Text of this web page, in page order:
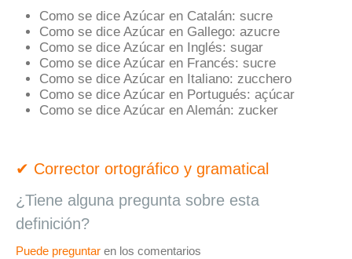
Como se dice Azúcar en Catalán: sucre
Como se dice Azúcar en Gallego: azucre
Como se dice Azúcar en Inglés: sugar
Como se dice Azúcar en Francés: sucre
Como se dice Azúcar en Italiano: zucchero
Como se dice Azúcar en Portugués: açúcar
Como se dice Azúcar en Alemán: zucker
✔ Corrector ortográfico y gramatical
¿Tiene alguna pregunta sobre esta
definición?
Puede preguntar en los comentarios